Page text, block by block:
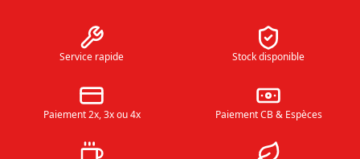
Service rapide Stock disponible
Paiement 2x, 3x ou 4x Paiement CB & Espèces